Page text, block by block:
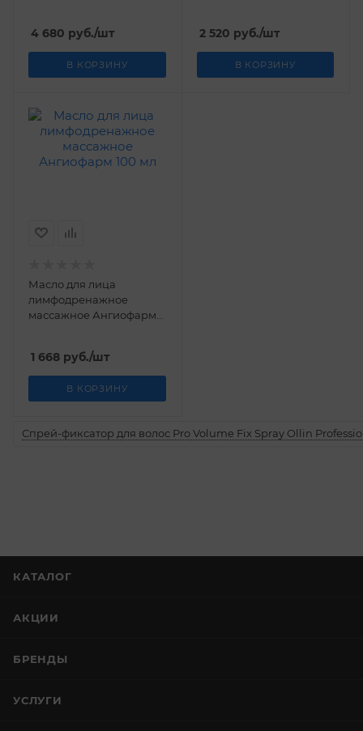
4 680 руб./шт
В КОРЗИНУ
2 520 руб./шт
В КОРЗИНУ
Масло для лица
лимфодренажное
массажное Ангиофарм
1 668 руб./шт
В КОРЗИНУ
Спрей-фиксатор для волос Pro Volume Fix Spray Ollin
КАТАЛОГ
АКЦИИ
БРЕНДЫ
УСЛУГИ